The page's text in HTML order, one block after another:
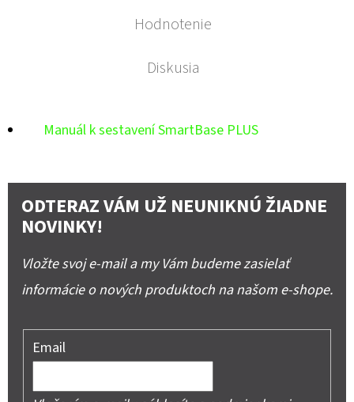
Hodnotenie
Diskusia
Manuál k sestavení SmartBase PLUS
ODTERAZ VÁM UŽ NEUNIKNÚ ŽIADNE
NOVINKY!
Vložte svoj e-mail a my Vám budeme zasielať
informácie o nových produktoch na našom e-shope.
Email